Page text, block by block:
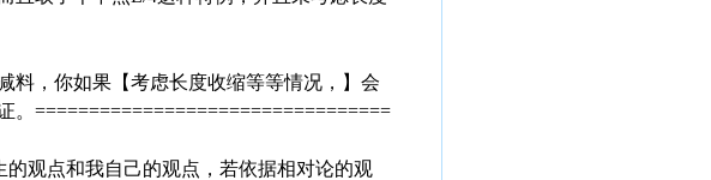
料，你如果【考虑长度收缩等等情况，】会
=================================
的观点和我自己的观点，若依据相对论的观